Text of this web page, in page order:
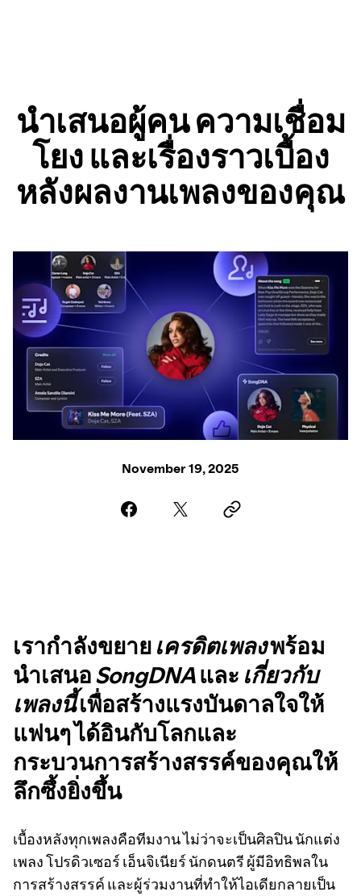
นำเสนอผู้คน ความเชื่อม
โยง และเรื่องราวเบื้อง
หลังผลงานเพลงของคุณ
November 19, 2025
เรากำลังขยาย เครดิตเพลงพร้อม
นำเสนอSongDNAและ เกี่ยวกับ
เพลงนี้เพื่อสร้างแรงบันดาลใจให้
แฟนๆ ได้อินกับโลกและ
กระบวนการสร้างสรรค์ของคุณให้
ลึกซึ้งยิ่งขึ้น
เบื้องหลังทุกเพลงคือทีมงาน ไม่ว่าจะเป็นศิลปิน นักแต่ง
เพลง โปรดิวเซอร์ เอ็นจิเนียร์ นักดนตรี ผู้มีอิทธิพลใน
การสร้างสรรค์ และผู้ร่วมงานที่ทำให้ไอเดียกลายเป็น